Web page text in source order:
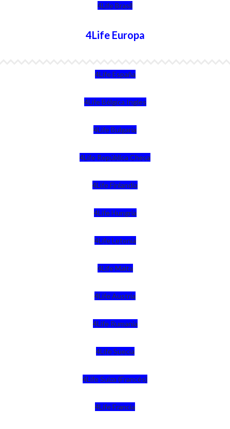
4Life Brasil
4Life Europa
4Life España
4Life Bélgica Ingles
4Life Bulgaria
4Life República Checa
4Life Finlandia
4Life Hungria
4Life Letonia
4Life Malta
4Life Austria
4Life Rumania
4Life Suecia
4Life Suiza (Francés)
4Life Francia